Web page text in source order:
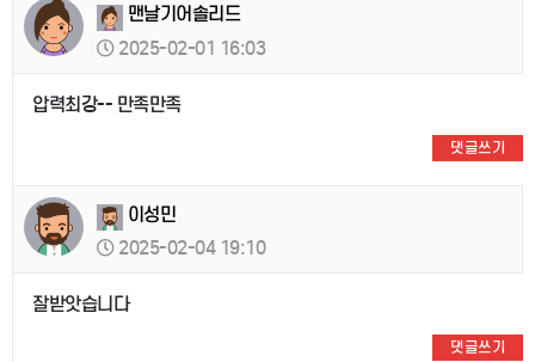
맨날기어솔리드
2025-02-01 16:03
압력최강-- 만족만족
댓글쓰기
이성민
2025-02-04 19:10
잘받앗습니다
댓글쓰기